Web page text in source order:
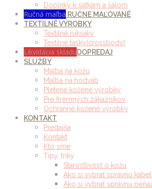
Doplnky k šatkám a šálom
Ručná maľba RUČNE MAĽOVANÉ
TEXTILNÉ VÝROBKY
Textilné ruksaky
Textilné tašky(crossbody)
Likvidácia skladuDOPREDAJ
SLUŽBY
Maľba na kožu
Maľba na hodváb
Pletené kožené výrobky
Pre firemných zákazníkov
Ochranné kožené výrobky
KONTAKT
Predajňa
Kontakt
Kto sme
Tipy, triky
Starostlivosť o kožu
Ako si vybrať správnu
Ako si vybrať správnu